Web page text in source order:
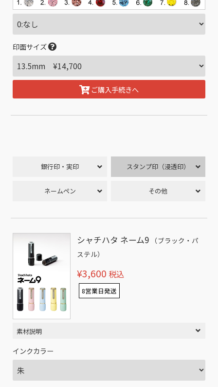
印面サイズ
ご購入手続きへ
銀行印・実印 スタンプ印（浸透印）
ネームペン その他
シャチハタ ネーム9
（ブラック・パ
ステル）
¥3,600 税込
8営業日発送
素材説明
インクカラー